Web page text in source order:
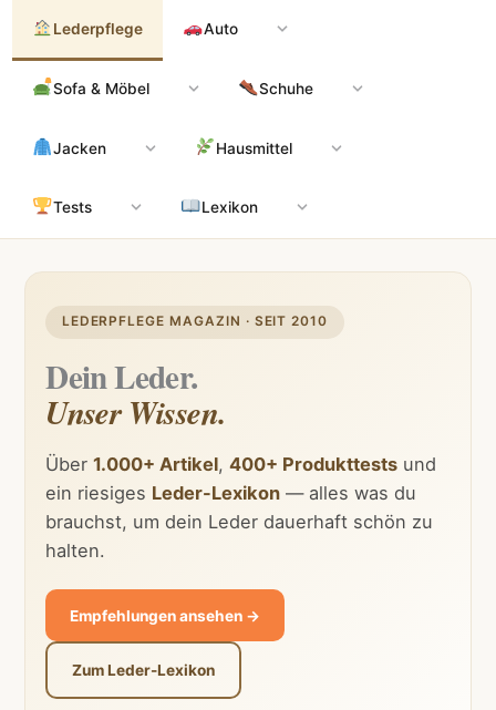
Inhalt
springen
Lederpflege Auto
Sofa & Möbel Schuhe
Jacken Hausmittel
Tests Lexikon
LEDERPFLEGE MAGAZIN · SEIT 2010
Dein Leder.
Unser Wissen.
Über1.000+ Artikel,400+ Produkttests und
ein riesiges Leder-Lexikon — alles was du
brauchst, um dein Leder dauerhaft schön zu
halten.
Empfehlungen ansehen →
Zum Leder-Lexikon